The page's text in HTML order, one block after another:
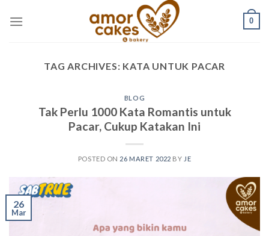
0
TAG ARCHIVES: KATA UNTUK PACAR
BLOG
Tak Perlu 1000 Kata Romantis untuk
Pacar, Cukup Katakan Ini
POSTED ON 26 MARET 2022 BY JE
26
Mar